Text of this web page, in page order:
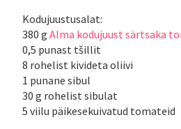
Kodujuustusalat:
380 g Alma kodujuust särtsaka
0,5 punast tšillit
8 rohelist kivideta oliivi
1 punane sibul
30 g rohelist sibulat
5 viilu päikesekuivatud tomateid